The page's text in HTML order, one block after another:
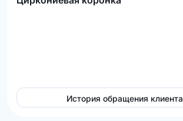
История обращения клиента